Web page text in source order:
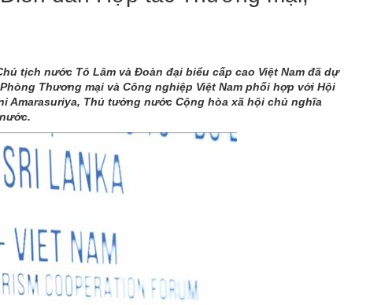
tịch nước Tô Lâm và Đoàn đại biểu cấp cao Việt Nam đã dự
Thương mại và Công nghiệp Việt Nam phối hợp với Hội
Amarasuriya, Thủ tướng nước Cộng hòa xã hội chủ nghĩa